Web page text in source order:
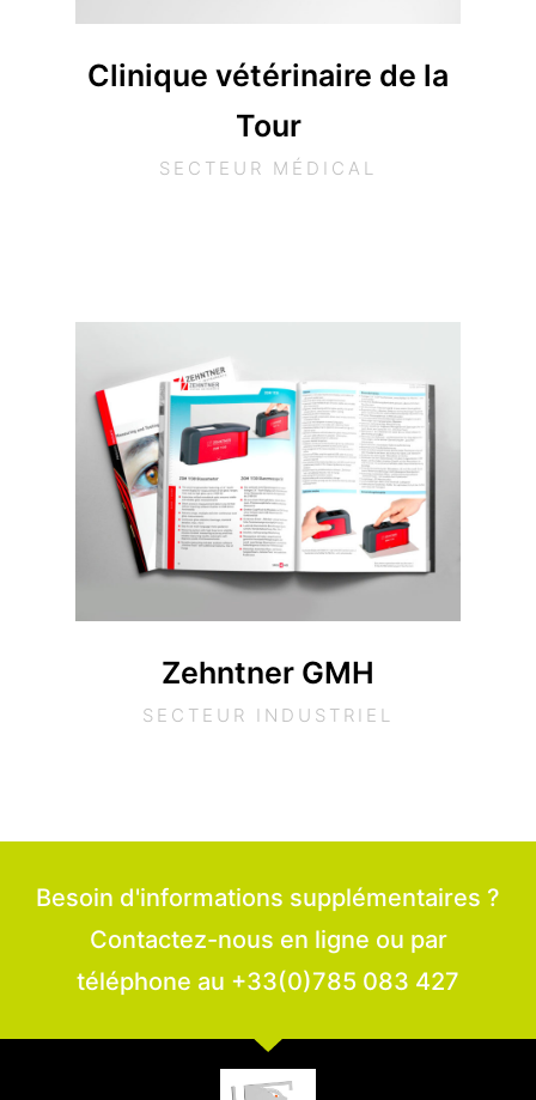
Clinique vétérinaire de la
Tour
SECTEUR MÉDICAL
Zehntner GMH
SECTEUR INDUSTRIEL
Besoin d'informations supplémentaires ?
Contactez-nous en ligne ou par
téléphone au +33(0)785 083 427